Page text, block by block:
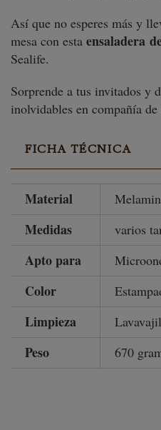
Así que no esperes más y
mesa con esta ensaladera
Sealife.
Sorprende a tus invitados y
inolvidables en compañía de
FICHA TÉCNICA
Material
Medidas varios
Apto para
Color
Limpieza
Peso 670